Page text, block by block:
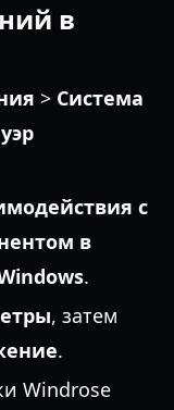
в
> Система
с
в
.
, затем
.
Windrose